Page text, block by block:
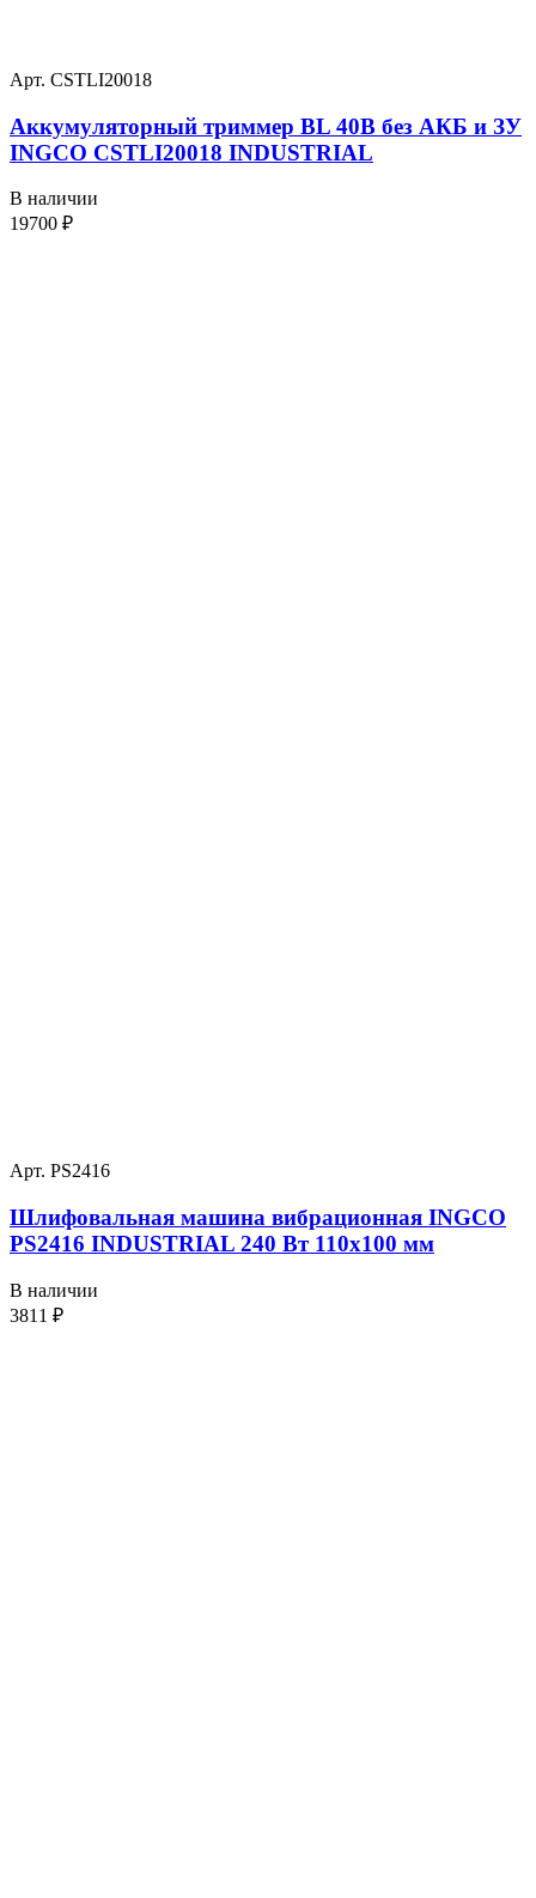
Арт. CSTLI20018
Аккумуляторный триммер BL 40В без АКБ и ЗУ
INGCO CSTLI20018 INDUSTRIAL
В наличии
19700 ₽
Арт. PS2416
Шлифовальная машина вибрационная INGCO
PS2416 INDUSTRIAL 240 Вт 110х100 мм
В наличии
3811 ₽